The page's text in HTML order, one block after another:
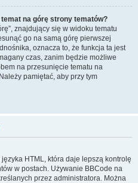
na górę strony tematów?
znajdujący się w widoku tematu
go na samą górę pierwszej
oznacza to, że funkcja ta jest
czas, zanim będzie możliwe
na przesunięcie tematu na
pamiętać, aby przy tym
HTML, która daje lepszą kontrolę
w postach. Używanie BBCode na
przez administratora. Można